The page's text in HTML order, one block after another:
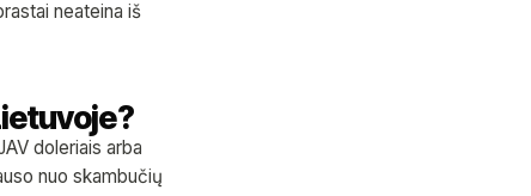
neateina iš
doleriais arba
nuo skambučių